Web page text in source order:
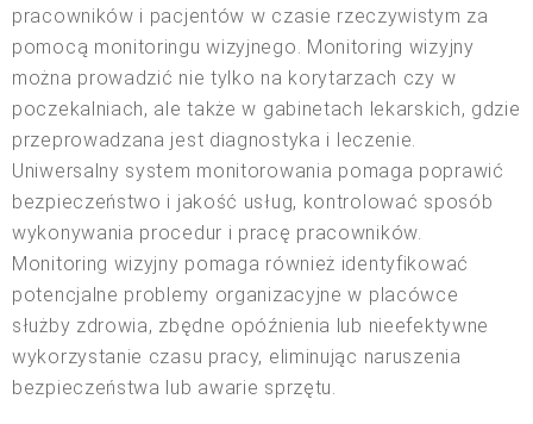
pracowników i pacjentów w czasie rzeczywistym za
pomocą monitoringu wizyjnego. Monitoring wizyjny
można prowadzić nie tylko na korytarzach czy w
poczekalniach, ale także w gabinetach lekarskich, gdzie
przeprowadzana jest diagnostyka i leczenie.
Uniwersalny system monitorowania pomaga poprawić
bezpieczeństwo i jakość usług, kontrolować sposób
wykonywania procedur i pracę pracowników.
Monitoring wizyjny pomaga również identyfikować
potencjalne problemy organizacyjne w placówce
służby zdrowia, zbędne opóźnienia lub nieefektywne
wykorzystanie czasu pracy, eliminując naruszenia
bezpieczeństwa lub awarie sprzętu.